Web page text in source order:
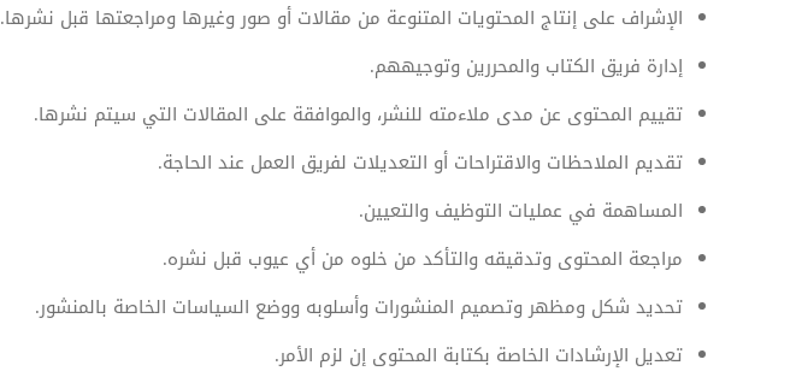
الإشراف على إنتاج المحتويات المتنوعة من مقالات أو صور وغيرها ومراجعتها قبل نشرها.
إدارة فريق الكتاب والمحررين وتوجيههم.
تقييم المحتوى عن مدى ملاءمته للنشر، والموافقة على المقالات التي سيتم نشرها.
تقديم الملاحظات والاقتراحات أو التعديلات لفريق العمل عند الحاجة.
المساهمة في عمليات التوظيف والتعيين.
مراجعة المحتوى وتدقيقه والتأكد من خلوه من أي عيوب قبل نشره.
تحديد شكل ومظهر وتصميم المنشورات وأسلوبه ووضع السياسات الخاصة بالمنشور.
تعديل الإرشادات الخاصة بكتابة المحتوى إن لزم الأمر.